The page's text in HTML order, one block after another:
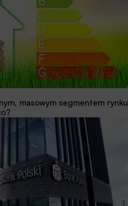
masowym segmentem rynku